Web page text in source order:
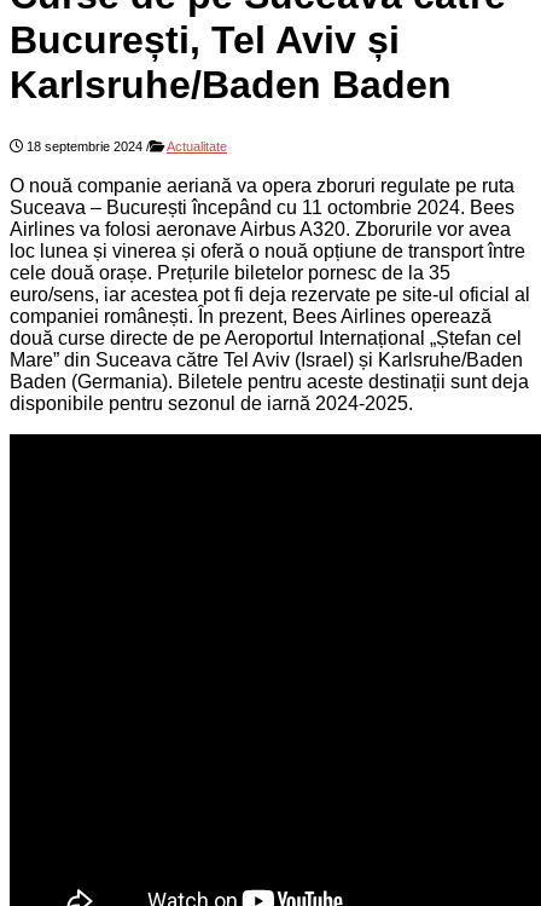
București, Tel Aviv și
Karlsruhe/Baden Baden
18 septembrie 2024 / Actualitate
O nouă companie aeriană va opera zboruri regulate pe ruta
Suceava – București începând cu 11 octombrie 2024. Bees
Airlines va folosi aeronave Airbus A320. Zborurile vor avea
loc lunea și vinerea și oferă o nouă opțiune de transport între
cele două orașe. Prețurile biletelor pornesc de la 35
euro/sens, iar acestea pot fi deja rezervate pe site-ul oficial al
companiei românești. În prezent, Bees Airlines operează
două curse directe de pe Aeroportul Internațional „Ștefan cel
Mare” din Suceava către Tel Aviv (Israel) și Karlsruhe/Baden
Baden (Germania). Biletele pentru aceste destinații sunt deja
disponibile pentru sezonul de iarnă 2024-2025.